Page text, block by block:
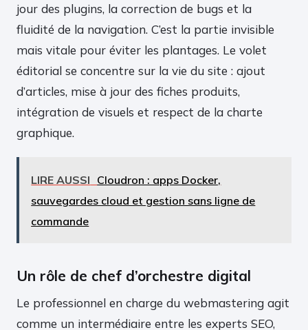
jour des plugins, la correction de bugs et la
fluidité de la navigation. C’est la partie invisible
mais vitale pour éviter les plantages. Le volet
éditorial se concentre sur la vie du site : ajout
d’articles, mise à jour des fiches produits,
intégration de visuels et respect de la charte
graphique.
LIRE AUSSI Cloudron : apps Docker,
sauvegardes cloud et gestion sans ligne de
commande
Un rôle de chef d’orchestre digital
Le professionnel en charge du webmastering agit
comme un intermédiaire entre les experts SEO,